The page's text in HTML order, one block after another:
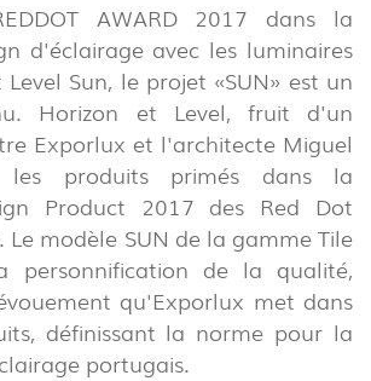
AWARD 2017 dans la
d'éclairage avec les luminaires
Sun, le projet «SUN» est un
Horizon et Level, fruit d'un
Exporlux et l'architecte Miguel
les produits primés dans la
Product 2017 des Red Dot
Le modèle SUN de la gamme Tile
personnification de la qualité,
qu'Exporlux met dans
définissant la norme pour la
portugais.